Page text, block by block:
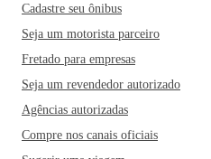
Cadastre seu ônibus
Seja um motorista parceiro
Fretado para empresas
Seja um revendedor autorizado
Agências autorizadas
Compre nos canais oficiais